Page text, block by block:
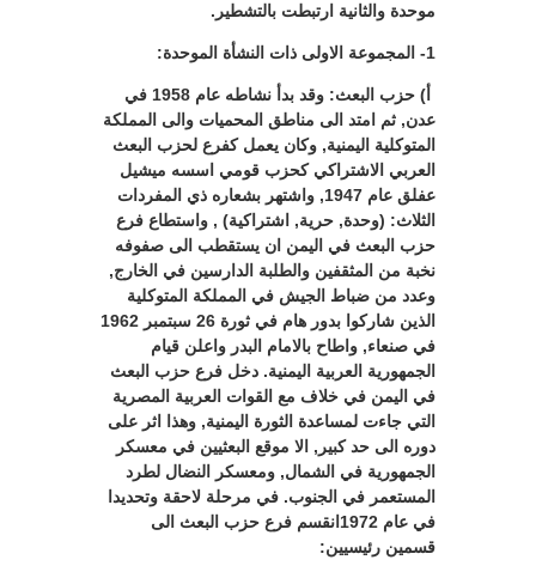
موحدة والثانية ارتبطت بالتشطير.
1- المجموعة الاولى ذات النشأة الموحدة:
أ) حزب البعث: وقد بدأ نشاطه عام 1958 في
عدن, ثم امتد الى مناطق المحميات والى المملكة
المتوكلية اليمنية, وكان يعمل كفرع لحزب البعث
العربي الاشتراكي كحزب قومي اسسه ميشيل
عفلق عام 1947, واشتهر بشعاره ذي المفردات
الثلاث: (وحدة, حرية, اشتراكية) , واستطاع فرع
حزب البعث في اليمن ان يستقطب الى صفوفه
نخبة من المثقفين والطلبة الدارسين في الخارج,
وعدد من ضباط الجيش في المملكة المتوكلية
الذين شاركوا بدور هام في ثورة 26 سبتمبر 1962
في صنعاء, واطاح بالامام البدر واعلن قيام
الجمهورية العربية اليمنية. دخل فرع حزب البعث
في اليمن في خلاف مع القوات العربية المصرية
التي جاءت لمساعدة الثورة اليمنية, وهذا اثر على
دوره الى حد كبير, الا موقع البعثيين في معسكر
الجمهورية في الشمال, ومعسكر النضال لطرد
المستعمر في الجنوب. في مرحلة لاحقة وتحديدا
في عام 1972انقسم فرع حزب البعث الى
قسمين رئيسيين: